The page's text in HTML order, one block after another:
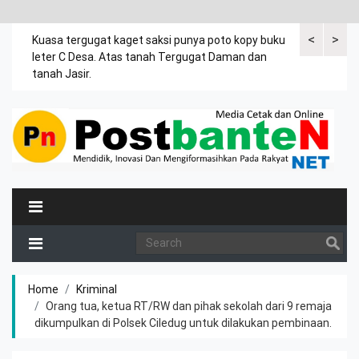
<
Kuasa tergugat kaget saksi punya poto kopy buku
leter C Desa. Atas tanah Tergugat Daman dan
tanah Jasir.
Dalam>
Home
Kriminal
Orang tua, ketua RT/RW dan pihak sekolah dari 9 remaja
dikumpulkan di Polsek Ciledug untuk dilakukan pembinaan.